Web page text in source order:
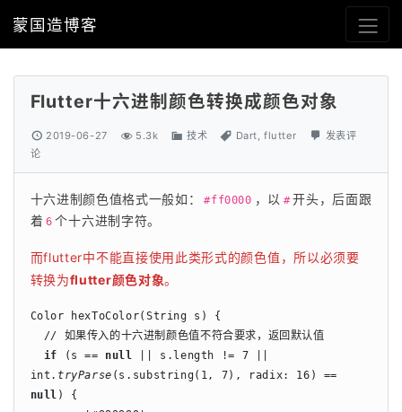
蒙国造博客
Flutter十六进制颜色转换成颜色对象
2019-06-27 5.3k 技术 Dart,flutter
发表评
论
十六进制颜色值格式一般如： #ff0000 ，以 #开头，后面跟
着 6 个十六进制字符。
而flutter中不能直接使用此类形式的颜色值，所以必须要
转换为flutter颜色对象。
Color hexToColor(String s) {
if
(s == null
|| s.length != 7 ||
int. tryParse
null ) {